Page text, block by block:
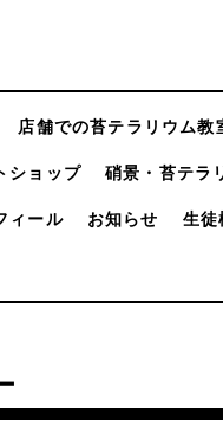
店舗での苔テラリウム教
ショップ 硝景・苔テラ
ィール お知らせ 生徒